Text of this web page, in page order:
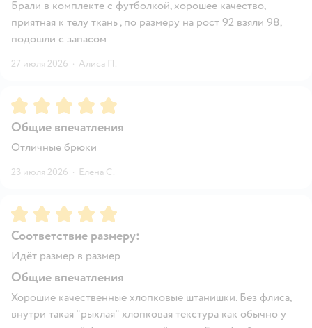
Брали в комплекте с футболкой, хорошее качество,
приятная к телу ткань , по размеру на рост 92 взяли 98,
подошли с запасом
27 июля 2026 · Алиса П.
Рейтинг:5
Общие впечатления
Отличные брюки
23 июля 2026 · Елена С.
Рейтинг:5
Соответствие размеру:
Идёт размер в размер
Общие впечатления
Хорошие качественные хлопковые штанишки. Без флиса,
внутри такая "рыхлая" хлопковая текстура как обычно у